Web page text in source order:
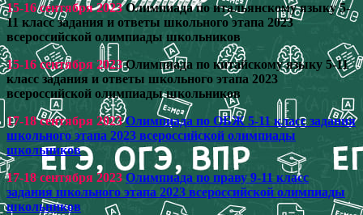
15-16 сентября 2023Олимпиада по итальянскому языку 5-
11 класс задания и ответы школьного этапа 2023
всероссийской олимпиады школьников
15-16 сентября 2023Олимпиада по китайскому языку 5-11
класс задания и ответы школьного этапа 2023
всероссийской олимпиады школьников
17-18 сентября 2023 Олимпиада по ОБЖ 5-11 класс задания
школьного этапа 2023 всероссийской олимпиады
школьников
17-18 сентября 2023 Олимпиада по праву 9-11 класс
задания школьного этапа 2023 всероссийской олимпиады
школьников